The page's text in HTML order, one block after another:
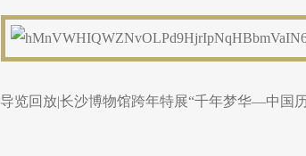
导览回放|长沙博物馆跨年特展“千年梦华—中国